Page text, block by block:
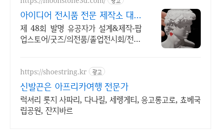
아이디어 전시품 전문 제작소 대기
업 납품 사례 다수
제 48회 발명 유공자가 설계&제작-팝
업스토어/굿즈/의전품/졸업전시회/전시
https://shoestring.kr 광고
신발끈은 아프리카여행 전문가
럭셔리 롯지 사파리, 다나킬, 세렝게티, 응고롱고로, 쵸베국
립공원, 잔지바르